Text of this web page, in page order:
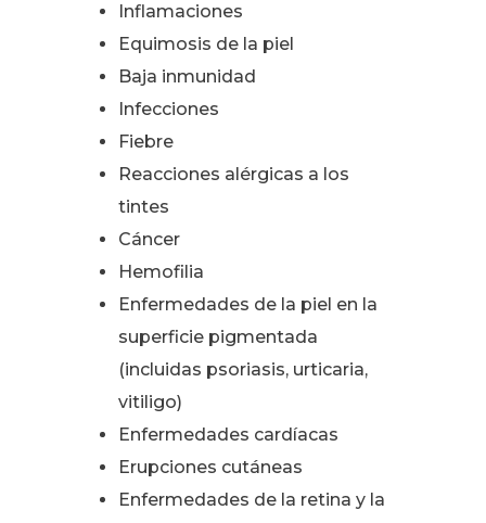
Inflamaciones
Equimosis de la piel
Baja inmunidad
Infecciones
Fiebre
Reacciones alérgicas a los
tintes
Cáncer
Hemofilia
Enfermedades de la piel en la
superficie pigmentada
(incluidas psoriasis, urticaria,
vitiligo)
Enfermedades cardíacas
Erupciones cutáneas
Enfermedades de la retina y la